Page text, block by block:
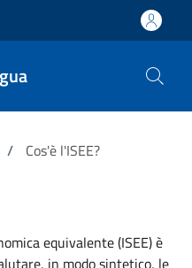
/ Cos'è l'ISEE?
equivalente (ISEE) è
in modo sintetico, le